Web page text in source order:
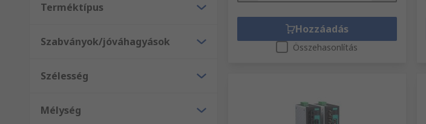
Terméktípus
Szabványok/jóváhagyások
Szélesség
Mélység
Hozzáadás
Összehasonlítás